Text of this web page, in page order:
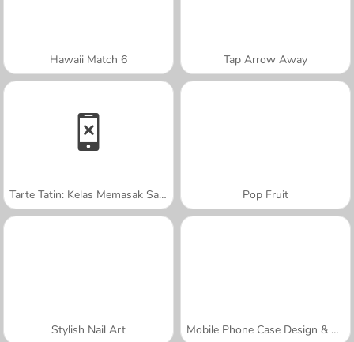
Hawaii Match 6 Tap Arrow Away
Tarte Tatin: Kelas Memasak Sara Pop Fruit
Stylish Nail Art Mobile Phone Case Design & DIY